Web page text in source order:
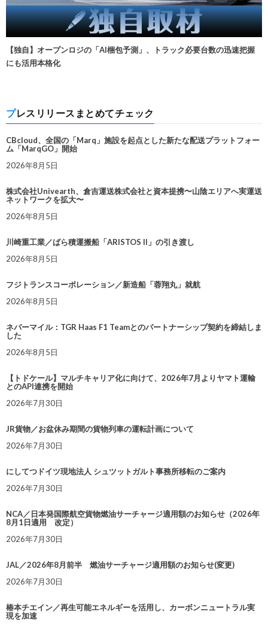
【独自】オープンロジの「AI梱包予測」、トラック必要台数の迅速把握
にも活用本格化
プレスリリースまとめてチェック
CBcloud、全国の「Marq」施設を起点とした新たな配送プラットフォー
ム「MarqGO」開始
2026年8月5日
株式会社Univearth、倉吉運送株式会社と資本提携〜山陰エリアへ実運送
ネットワークを拡大〜
2026年8月5日
川崎重工業／ばら積運搬船「ARISTOS II」の引き渡し
2026年8月5日
フジトランスコーポレーション／新造船「蓉翔丸」就航
2026年8月5日
ネバーマイル：TGR Haas F1 Teamとのパートナーシップ契約を締結しま
した
2026年8月5日
【トドケール】マルチキャリア化に向けて、2026年7月よりヤマト運輸
とのAPI連携を開始
2026年7月30日
JR貨物／お盆休み期間の貨物列車の運転計画について
2026年7月30日
にしてつドイツ現地法人 シュツットガルト事務所移転のご案内
2026年7月30日
NCA／日本発国際航空貨物燃油サーチャージ適用額のお知らせ（2026年
8月1日適用 改定）
2026年7月30日
JAL／2026年8月前半 燃油サーチャージ適用額のお知らせ(変更)
2026年7月30日
椿本チエイン／再生可能エネルギーを活用し、カーボンニュートラル実
現を加速